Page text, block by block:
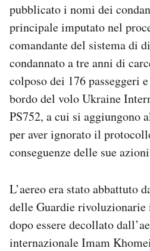
pubblicato i nomi dei
principale imputato nel
comandante del sistema di
condannato a tre anni di
colposo dei 176 passeggeri
bordo del volo Ukraine
PS752, a cui si aggiungono
per aver ignorato il
conseguenze delle sue
L’aereo era stato abbattuto
delle Guardie
dopo essere decollato
internazionale Imam